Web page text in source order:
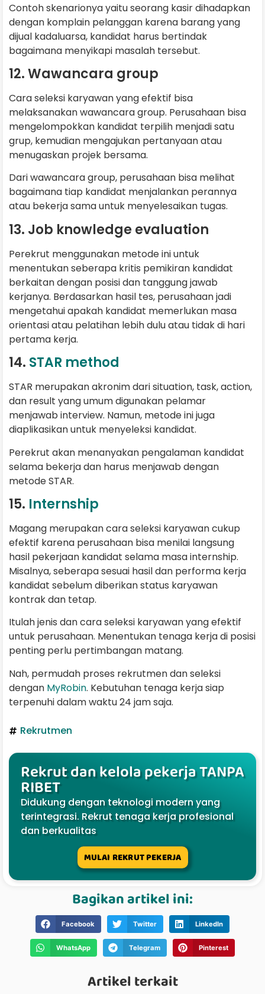
Contoh skenarionya yaitu seorang kasir dihadapkan
dengan komplain pelanggan karena barang yang
dijual kadaluarsa, kandidat harus bertindak
bagaimana menyikapi masalah tersebut.
12. Wawancara group
Cara seleksi karyawan yang efektif bisa
melaksanakan wawancara group. Perusahaan bisa
mengelompokkan kandidat terpilih menjadi satu
grup, kemudian mengajukan pertanyaan atau
menugaskan projek bersama.
Dari wawancara group, perusahaan bisa melihat
bagaimana tiap kandidat menjalankan perannya
atau bekerja sama untuk menyelesaikan tugas.
13. Job knowledge evaluation
Perekrut menggunakan metode ini untuk
menentukan seberapa kritis pemikiran kandidat
berkaitan dengan posisi dan tanggung jawab
kerjanya. Berdasarkan hasil tes, perusahaan jadi
mengetahui apakah kandidat memerlukan masa
orientasi atau pelatihan lebih dulu atau tidak di hari
pertama kerja.
14. STAR method
STAR merupakan akronim dari situation, task, action,
dan result yang umum digunakan pelamar
menjawab interview. Namun, metode ini juga
diaplikasikan untuk menyeleksi kandidat.
Perekrut akan menanyakan pengalaman kandidat
selama bekerja dan harus menjawab dengan
metode STAR.
15. Internship
Magang merupakan cara seleksi karyawan cukup
efektif karena perusahaan bisa menilai langsung
hasil pekerjaan kandidat selama masa internship.
Misalnya, seberapa sesuai hasil dan performa kerja
kandidat sebelum diberikan status karyawan
kontrak dan tetap.
Itulah jenis dan cara seleksi karyawan yang efektif
untuk perusahaan. Menentukan tenaga kerja di posisi
penting perlu pertimbangan matang.
Nah, permudah proses rekrutmen dan seleksi
dengan MyRobin. Kebutuhan tenaga kerja siap
terpenuhi dalam waktu 24 jam saja.
Rekrutmen
Rekrut dan kelola pekerja TANPA
RIBET
Didukung dengan teknologi modern yang
terintegrasi. Rekrut tenaga kerja profesional
dan berkualitas
MULAI REKRUT PEKERJA
Bagikan artikel ini:
Facebook Twitter LinkedIn
WhatsApp Telegram Pinterest
Artikel terkait